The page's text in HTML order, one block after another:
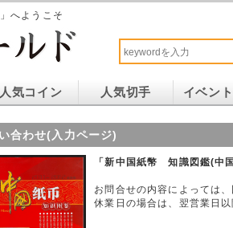
へようこそ
人気コイン 人気切手 イベン
合わせ(入力ページ)
「新中国紙幣 知識図鑑(中
お問合せの内容によっては
休業日の場合は、翌営業日